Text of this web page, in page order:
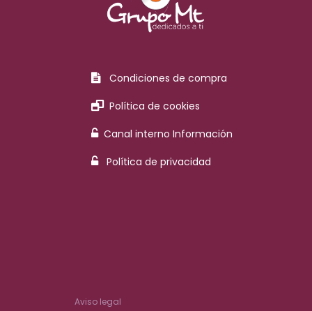
Condiciones de compra
Política de cookies
Canal interno Información
Política de privacidad
Aviso legal